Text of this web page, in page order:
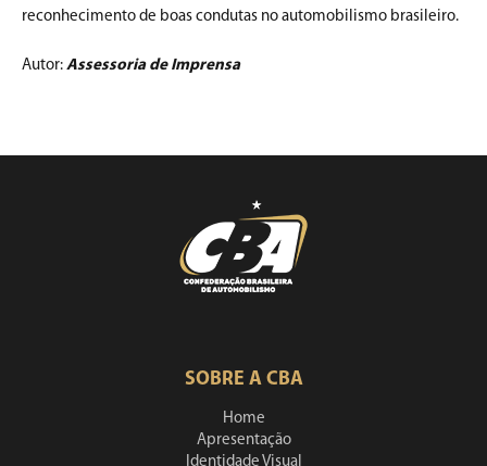
reconhecimento de boas condutas no automobilismo brasileiro.
Autor: Assessoria de Imprensa
SOBRE A CBA
Home
Apresentação
Identidade Visual